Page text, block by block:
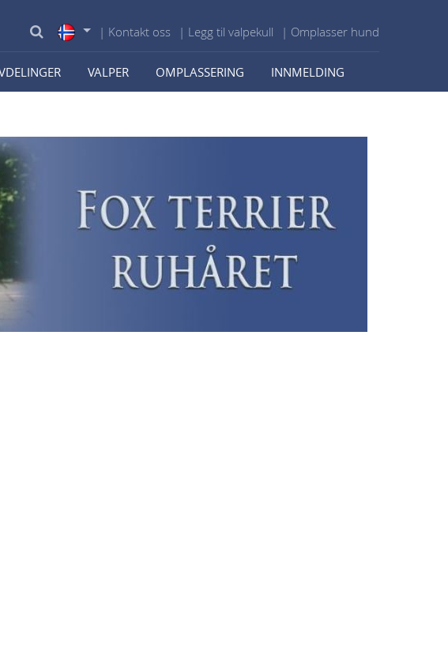
| Kontakt oss | Legg til valpekull | Omplasser hund
VALPER OMPLASSERING INNMELDING